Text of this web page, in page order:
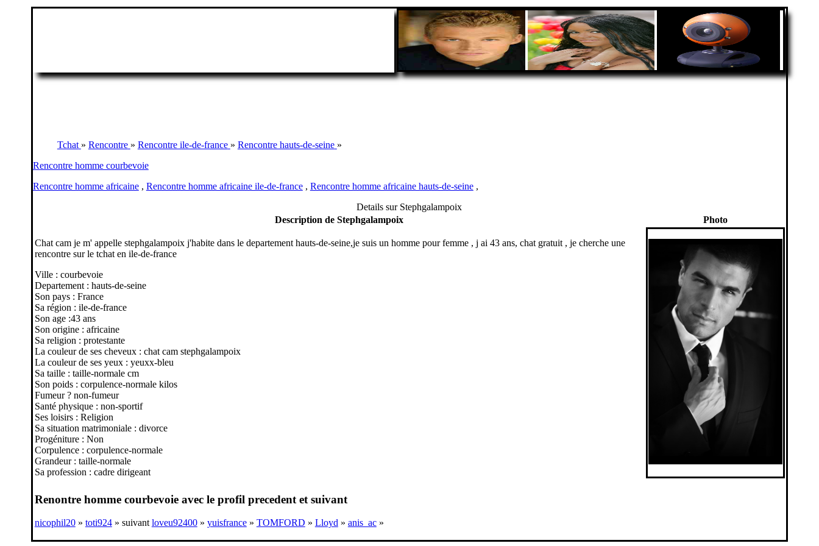
Tchat » Rencontre » Rencontre ile-de-france » Rencontre hauts-de-seine »
Rencontre homme courbevoie
Rencontre homme africaine, Rencontre homme africaine ile-de-france, Rencontre homme africaine hauts-de-seine,
Details sur Stephgalampoix
Description de Stephgalampoix
Photo
Chat cam je m' appelle stephgalampoix j'habite dans le departement hauts-de-seine,je suis un homme pour femme , j ai 43 ans, chat gratuit , je cherche une
rencontre sur le tchat en ile-de-france
Ville : courbevoie
Departement : hauts-de-seine
Son pays : France
Sa région : ile-de-france
Son age :43 ans
Son origine : africaine
Sa religion : protestante
La couleur de ses cheveux : chat cam stephgalampoix
La couleur de ses yeux : yeuxx-bleu
Sa taille : taille-normale cm
Son poids : corpulence-normale kilos
Fumeur ? non-fumeur
Santé physique : non-sportif
Ses loisirs : Religion
Sa situation matrimoniale : divorce
Progéniture : Non
Corpulence : corpulence-normale
Grandeur : taille-normale
Sa profession : cadre dirigeant
Renontre homme courbevoie avec le profil precedent et suivant
nicophil20» toti924» suivantloveu92400» yuisfrance» TOMFORD » Lloyd» anis_ac»